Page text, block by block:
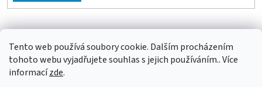
Tento web používá soubory cookie. Dalším procházením
tohoto webu vyjadřujete souhlas s jejich používáním.. Více
informacízde.